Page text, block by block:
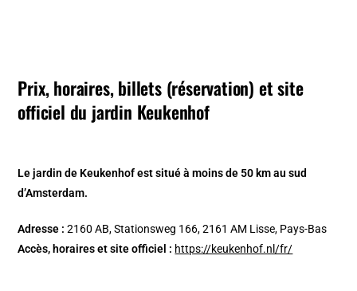
Prix, horaires, billets (réservation) et site
officiel du jardin Keukenhof
Le jardin de Keukenhof est situé à moins de 50 km au sud
d’Amsterdam.
Adresse : 2160 AB, Stationsweg 166, 2161 AM Lisse, Pays-Bas
Accès, horaires et site officiel : https://keukenhof.nl/fr/